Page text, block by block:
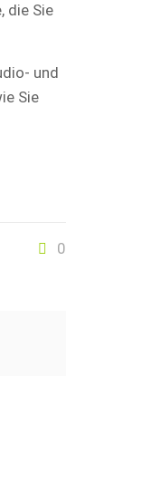
die Sie
und
Sie
0